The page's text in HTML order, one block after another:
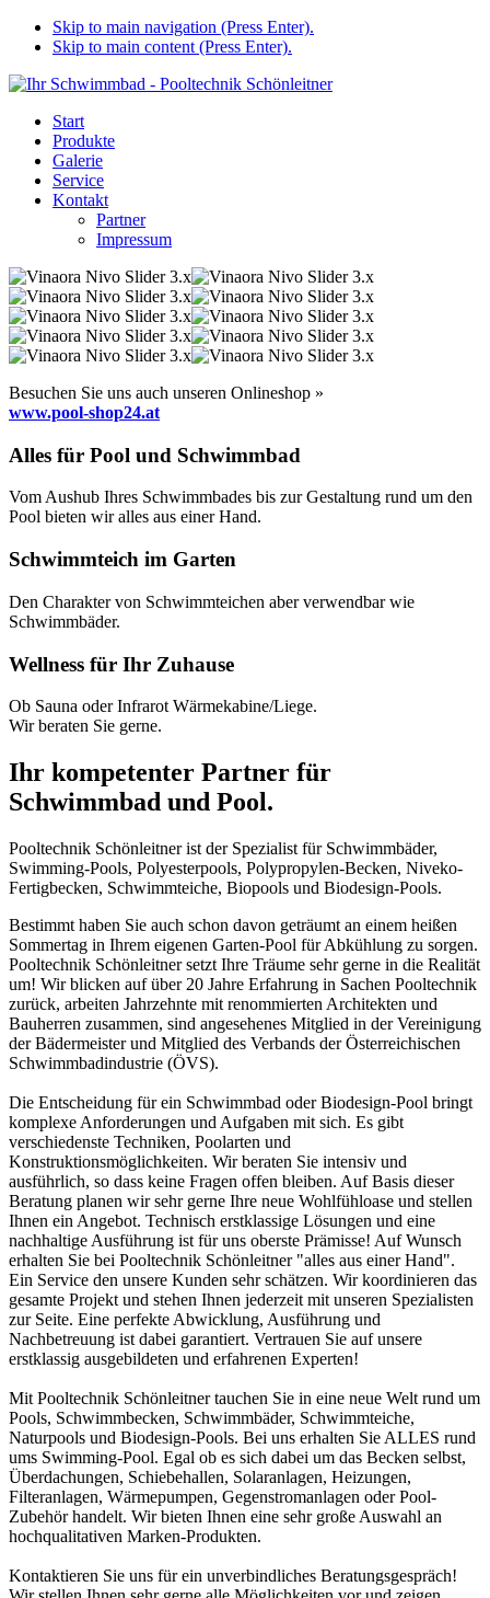
Skip to main navigation (Press Enter).
Skip to main content (Press Enter).
Start
Produkte
Galerie
Service
Kontakt
Partner
Impressum
Besuchen Sie uns auch unseren Onlineshop »
www.pool-shop24.at
Alles für Pool und Schwimmbad
Vom Aushub Ihres Schwimmbades bis zur Gestaltung rund um den
Pool bieten wir alles aus einer Hand.
Schwimmteich im Garten
Den Charakter von Schwimmteichen aber verwendbar wie
Schwimmbäder.
Wellness für Ihr Zuhause
Ob Sauna oder Infrarot Wärmekabine/Liege.
Wir beraten Sie gerne.
Ihr kompetenter Partner für
Schwimmbad und Pool.
Pooltechnik Schönleitner ist der Spezialist für Schwimmbäder,
Swimming-Pools, Polyesterpools, Polypropylen-Becken, Niveko-
Fertigbecken, Schwimmteiche, Biopools und Biodesign-Pools.
Bestimmt haben Sie auch schon davon geträumt an einem heißen
Sommertag in Ihrem eigenen Garten-Pool für Abkühlung zu sorgen.
Pooltechnik Schönleitner setzt Ihre Träume sehr gerne in die Realität
um! Wir blicken auf über 20 Jahre Erfahrung in Sachen Pooltechnik
zurück, arbeiten Jahrzehnte mit renommierten Architekten und
Bauherren zusammen, sind angesehenes Mitglied in der Vereinigung
der Bädermeister und Mitglied des Verbands der Österreichischen
Schwimmbadindustrie (ÖVS).
Die Entscheidung für ein Schwimmbad oder Biodesign-Pool bringt
komplexe Anforderungen und Aufgaben mit sich. Es gibt
verschiedenste Techniken, Poolarten und
Konstruktionsmöglichkeiten. Wir beraten Sie intensiv und
ausführlich, so dass keine Fragen offen bleiben. Auf Basis dieser
Beratung planen wir sehr gerne Ihre neue Wohlfühloase und stellen
Ihnen ein Angebot. Technisch erstklassige Lösungen und eine
nachhaltige Ausführung ist für uns oberste Prämisse! Auf Wunsch
erhalten Sie bei Pooltechnik Schönleitner "alles aus einer Hand".
Ein Service den unsere Kunden sehr schätzen. Wir koordinieren das
gesamte Projekt und stehen Ihnen jederzeit mit unseren Spezialisten
zur Seite. Eine perfekte Abwicklung, Ausführung und
Nachbetreuung ist dabei garantiert. Vertrauen Sie auf unsere
erstklassig ausgebildeten und erfahrenen Experten!
Mit Pooltechnik Schönleitner tauchen Sie in eine neue Welt rund um
Pools, Schwimmbecken, Schwimmbäder, Schwimmteiche,
Naturpools und Biodesign-Pools. Bei uns erhalten Sie ALLES rund
ums Swimming-Pool. Egal ob es sich dabei um das Becken selbst,
Überdachungen, Schiebehallen, Solaranlagen, Heizungen,
Filteranlagen, Wärmepumpen, Gegenstromanlagen oder Pool-
Zubehör handelt. Wir bieten Ihnen eine sehr große Auswahl an
hochqualitativen Marken-Produkten.
Kontaktieren Sie uns für ein unverbindliches Beratungsgespräch!